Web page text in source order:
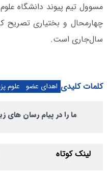
مسوول تیم پیوند دانشگاه
چهارمحال و بختیاری تصریح
سال‌جاری است.
کلمات کلیدی اهدای عضو علوم
ما را در پیام رسان های
لینک کوتاه